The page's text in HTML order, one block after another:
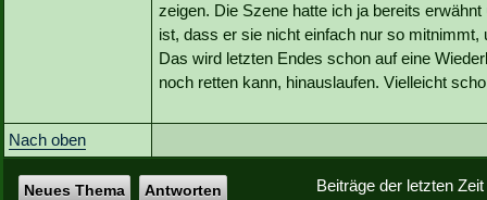
zeigen. Die Szene hatte ich ja bereits
ist, dass er sie nicht einfach nur so
Das wird letzten Endes schon auf eine
noch retten kann, hinauslaufen. Vielleicht
Nach oben
Beiträge der letzten
Neues Thema Antworten